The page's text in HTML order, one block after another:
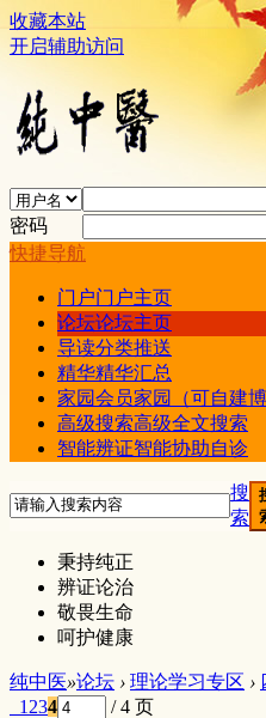
收藏本站
开启辅助访问
密码
快捷导航
门户门户主页
论坛论坛主页
导读分类推送
精华精华汇总
家园会员家园（可自建
高级搜索高级全文搜索
智能辨证智能协助自诊
搜
索
秉持纯正
辨证论治
敬畏生命
呵护健康
纯中医»论坛 › 理论学习专区 ›
1 234
/ 4 页